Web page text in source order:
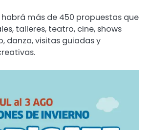
habrá más de 450 propuestas que
talleres, teatro, cine, shows
danza, visitas guiadas y